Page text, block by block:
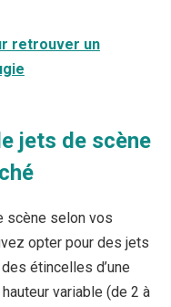
retrouver un
jets de scène
scène selon vos
opter pour des jets
étincelles d’une
variable (de 2 à